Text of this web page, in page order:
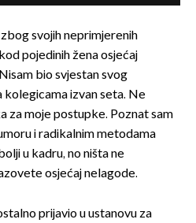
svojih neprimjerenih
pojedinih žena osjećaj
bio svjestan svog
izvan seta. Ne
za moje postupke. Poznat sam
i radikalnim metodama
u kadru, no ništa ne
osjećaj nelagode.
prijavio u ustanovu za